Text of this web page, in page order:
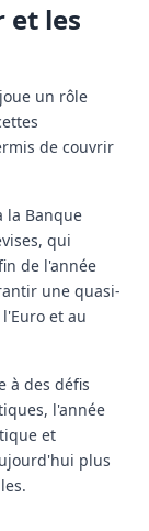
et les
un rôle
de couvrir
la Banque
qui
de l'année
une quasi-
et au
à des défis
l'année
et
plus